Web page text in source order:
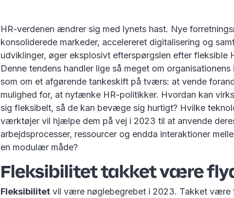
HR-verdenen ændrer sig med lynets hast. Nye
konsoliderede markeder, accelereret digitalisering og
udviklinger, øger eksplosivt efterspørgslen efter fleksible
Denne tendens handler lige så meget om
som om et afgørende tankeskift på tværs: at vende
mulighed for, at nytænke HR-politikker. Hvordan kan
sig fleksibelt, så de kan bevæge sig hurtigt? Hvilke
værktøjer vil hjælpe dem på vej i 2023 til at anvende
arbejdsprocesser, ressourcer og endda interaktioner
en modulær måde?
Fleksibilitet takket være
Fleksibilitet vil være nøglebegrebet i 2023. Takket være